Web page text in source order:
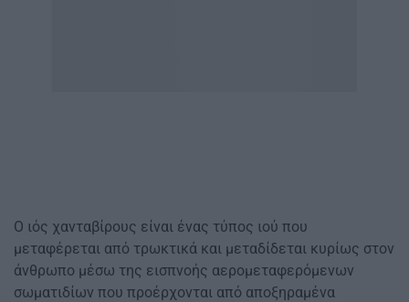
Ο ιός χανταβίρους είναι ένας τύπος ιού που
μεταφέρεται από τρωκτικά και μεταδίδεται κυρίως στον
άνθρωπο μέσω της εισπνοής αερομεταφερόμενων
σωματιδίων που προέρχονται από αποξηραμένα